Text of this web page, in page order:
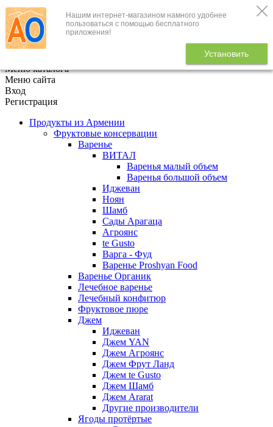
Нашим интернет-магазином намного удобнее
пользоваться с помощью бесплатного
приложения!
Установить
+7 (495) 646-888-1
В корзине
Меню каталога
Меню сайта
Вход
Регистрация
Продукты из Армении
Фруктовые консервации
Варенье
ВИТАЛ
Варенья малый объем
Варенья большой объем
Иджеван
Ноян
Шамб
Сады Арагаца
Агроянс
te Gusto
Варга - Фуд
Варенье Proshyan Food
Варенье Органик
Лечебное варенье
Лечебный конфитюр
Фруктовое пюре
Джем
Иджеван
Джем YAN
Джем Агроянс
Джем Фрут Ланд
Джем te Gusto
Джем Шамб
Джем Ararat
Другие производители
Ягоды протёртые